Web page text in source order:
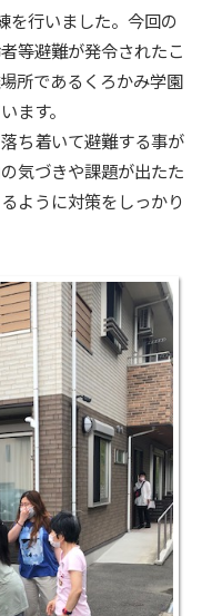
を行いました。今回の
等避難が発令されたこ
所であるくろかみ学園
ます。
ち着いて避難する事が
気づきや課題が出たた
ように対策をしっかり